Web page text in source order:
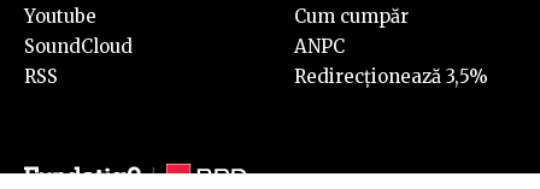
Youtube
SoundCloud
RSS
Cum cumpăr
ANPC
Redirecționează 3,5%